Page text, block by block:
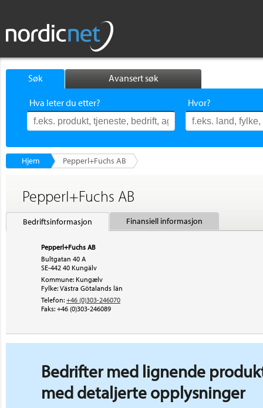
Søk Avansert søk
Hva leter du etter? Hvor?
Hjem Pepperl+Fuchs AB
Pepperl+Fuchs AB
Bedriftsinformasjon Finansiell informasjon
Pepperl+Fuchs AB
Bultgatan 40 A
SE-442 40 Kungälv
Kommune: Kungælv
Fylke: Västra Götalands län
Telefon: +46 (0)303-246070
Faks: +46 (0)303-246089
Bedrifter med lignende
med detaljerte opplysninger